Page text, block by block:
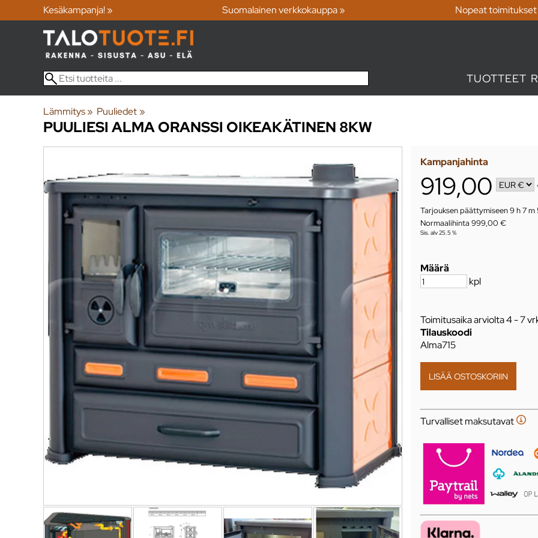
Kesäkampanja! » Suomalainen verkkokauppa » Nopeat
TUOTTEET
Lämmitys‪» Puuliedet ‪»
PUULIESI ALMA ORANSSI OIKEAKÄTINEN 8KW
Kampanjahinta
919,00
Tarjouksen päättymiseen9 h 7 m
Normaalihinta 999,00 €
Sis. alv 25.5 %
Määrä
kpl
Toimitusaika arviolta4 - 7
Tilauskoodi
Alma715
Turvalliset maksutavat